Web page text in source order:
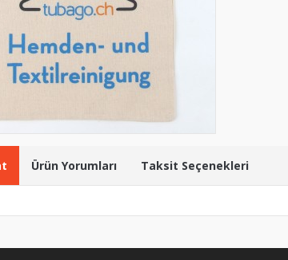
Ürün Yorumları Taksit Seçenekleri